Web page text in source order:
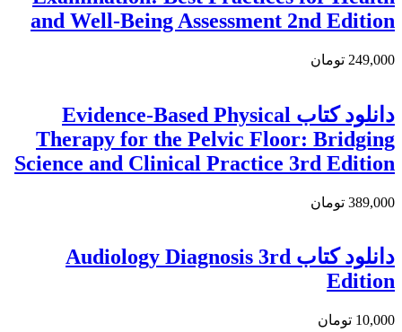
and Well-Being Assessment 2nd Edition
249,000 تومان
دانلود کتاب Evidence-Based Physical
Therapy for the Pelvic Floor: Bridging
Science and Clinical Practice 3rd Edition
389,000 تومان
دانلود کتاب Audiology Diagnosis 3rd
Edition
10,000 تومان